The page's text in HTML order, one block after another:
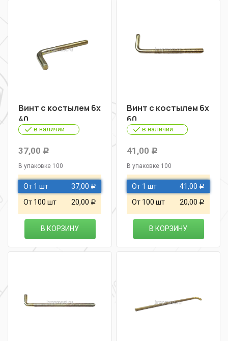
Винт с костылем 6х
40
в наличии
37,00 Р
В упаковке 100
От 1 шт 37,00 Р
От 100 шт 20,00 Р
В КОРЗИНУ
Винт с костылем 6х
60
в наличии
41,00 Р
В упаковке 100
От 1 шт 41,00 Р
От 100 шт 20,00 Р
В КОРЗИНУ